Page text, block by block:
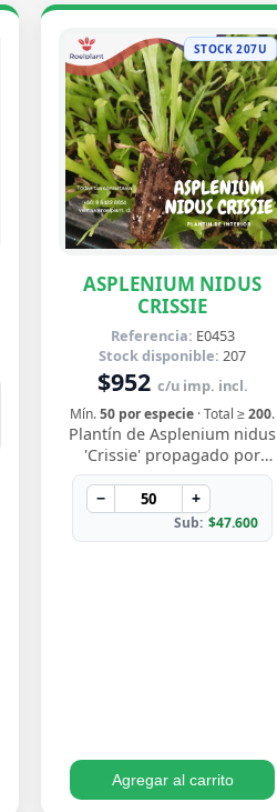
STOCK 207U
ASPLENIUM NIDUS
CRISSIE
Referencia: E0453
Stock disponible: 207
$952 c/u imp. incl.
Mín.50 por especie · Total ≥200.
Plantín de Asplenium nidus
'Crissie' propagado por
esqueje enraizado, con
frondas de bordes ondulados
y festoneados que…
− +
Sub: $47.600
Agregar al carrito